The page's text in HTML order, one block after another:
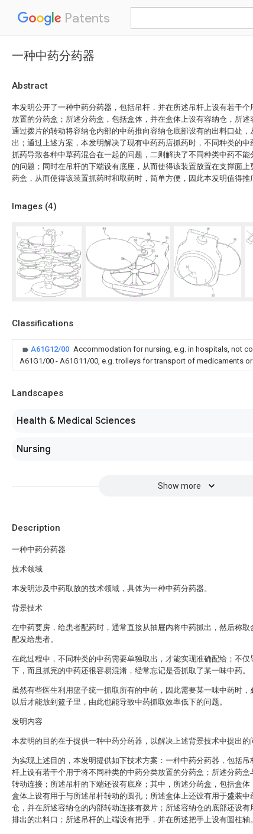
Patents
一种中药分药器
Abstract
本发明公开了一种中药分药器，包括吊杆，并在所述吊杆上设有若干
放置的分药盒；所述分药盒，包括盒体，并在盒体上设有容纳仓，所述
通过拨片的转动将容纳仓内部的中药推向容纳仓底部设有的出料口处
出；通过上述方案，本发明解决了现有中药药店抓药时，不同种类的
抓药导致各种中草药混合在一起的问题，二则解决了不同种类中药不
的问题；同时在吊杆的下端设有底座，从而使得该装置放置在支撑面
药盒，从而使得该装置抓药时和取药时，简单方便，因此本发明值得推
Images (4)
Classifications
A61G12/00 Accommodation for nursing, e.g. in hospitals, not
A61G1/00 - A61G11/00, e.g. trolleys for transport of medicaments
Landscapes
Health & Medical Sciences
Nursing
Show more
Description
一种中药分药器
技术领域
本发明涉及中药取放的技术领域，具体为一种中药分药器。
背景技术
在中药要房，给患者配药时，通常直接从抽屉内将中药抓出，然后称取
配发给患者。
在此过程中，不同种类的中药需要单独取出，才能实现准确配给；不仅
下，而且抓完的中药还很容易混淆，经常忘记是否抓取了某一味中药。
虽然有些医生利用篮子统一抓取所有的中药，因此需要某一味中药时，
以后才能放到篮子里，由此也能导致中药抓取效率低下的问题。
发明内容
本发明的目的在于提供一种中药分药器，以解决上述背景技术中提出的
为实现上述目的，本发明提供如下技术方案：一种中药分药器，包括吊
杆上设有若干个用于将不同种类的中药分类放置的分药盒；所述分药盒
转动连接；所述吊杆的下端还设有底座；其中，所述分药盒，包括盒体
盒体上设有用于与所述吊杆转动的圆孔；所述盒体上还设有用于盛装中
仓，并在所述容纳仓的内部转动连接有拨片；所述容纳仓的底部还设有
排出的出料口；所述吊杆的上端设有把手，并在所述把手上设有圆柱轴。